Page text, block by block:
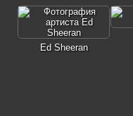
Ed Sheeran